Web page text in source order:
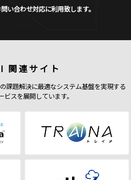
い合わせ対応に利用致します。
関連サイト
課題解決に最適なシステム基盤を実現する
ビスを展開しています。